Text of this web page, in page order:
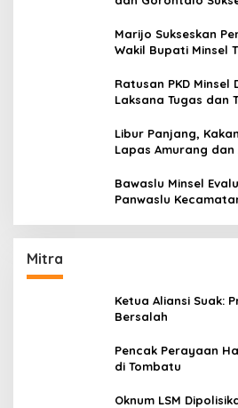
Marijo Sukseskan
Wakil Bupati Minsel
Ratusan PKD Minsel
Laksana Tugas dan
Libur Panjang,
Lapas Amurang dan
Bawaslu Minsel
Panwaslu
Mitra
Ketua Aliansi Suak:
Bersalah
Pencak Perayaan
di Tombatu
Oknum LSM